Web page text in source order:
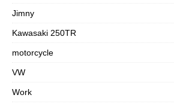
Jimny
Kawasaki 250TR
motorcycle
VW
Work